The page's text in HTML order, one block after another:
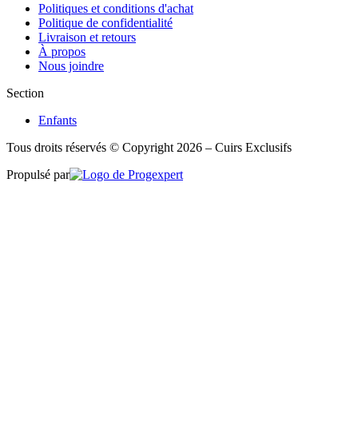
Politiques et conditions d'achat
Politique de confidentialité
Livraison et retours
À propos
Nous joindre
Section
Enfants
Tous droits réservés © Copyright 2026 – Cuirs Exclusifs
Propulsé par